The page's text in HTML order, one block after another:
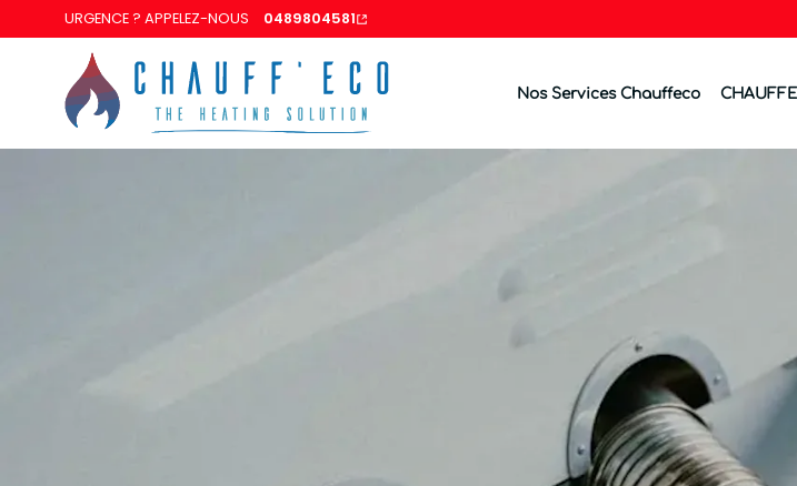
URGENCE ? APPELEZ-NOUS 0489804581
Nos Services Chauffeco